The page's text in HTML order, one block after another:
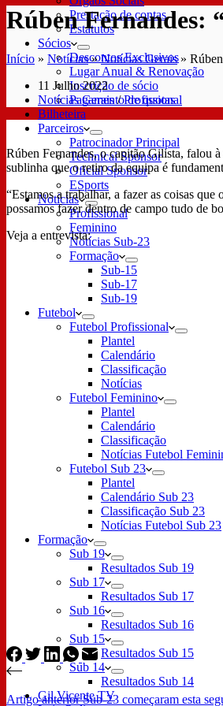
Prestação de contas
Estatutos
Sócios
Descontos Exclusivos
Lugar Anual & Renovação
Inscrição de sócio
Pagamento de quotas
Bilheteira
Parceiros
Patrocinador Principal
Technical Sponsor
Oficial Sponsor
ESports
Notícias
Profissional
Feminino
Notícias Sub-23
Formação
Sub-15
Sub-17
Sub-19
Futebol
Futebol Profissional
Plantel
Calendário
Classificação
Notícias
Futebol Feminino
Plantel
Calendário
Classificação
Notícias Futebol
Futebol Sub 23
Plantel
Calendário Sub 23
Classificação Sub 23
Notícias Futebol Sub 23
Formação
Sub 19
Resultados Sub 19
Sub 17
Resultados Sub 17
Sub 16
Resultados Sub 16
Sub 15
Resultados Sub 15
Sub 14
Resultados Sub 14
Gil Vicente TV
Rúben Fernandes:
Início » Notícias»Notícias Gerais»
11 Julho 2022
Notícias Gerais/Profissional
Rúben Fernandes, o capitão Gilista, falou
sublinha que o retiro da equipa é
“Estamos a trabalhar, a fazer as coisas
possamos fazer dentro de campo tudo de
Veja a entrevista:
ArtigoanteriorSub-23 começaram esta